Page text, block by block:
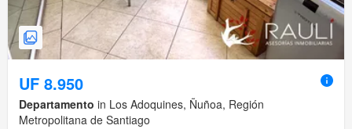
UF 8.950
Departamento in Los Adoquines, Ñuñoa, Región
Metropolitana de Santiago